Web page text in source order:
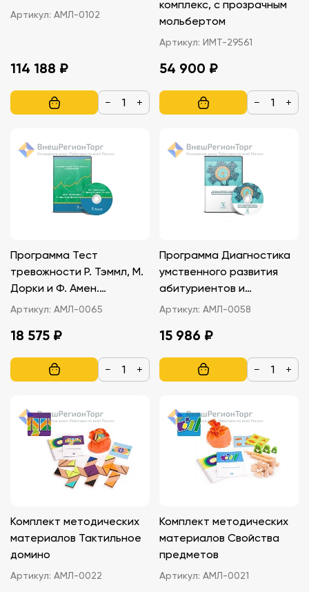
Артикул: АМЛ-0102
114 188 ₽
− +
комплекс, с прозрачным
мольбертом
Артикул: ИМТ-29561
54 900 ₽
− +
Программа Тест
тревожности Р. Тэммл, М.
Дорки и Ф. Амен.
Авторское рук-во В.М.
Артикул: АМЛ-0065
18 575 ₽
− +
Программа Диагностика
умственного развития
абитуриентов и
старшеклассников.
Артикул: АМЛ-0058
15 986 ₽
− +
Комплект методических
материалов Тактильное
домино
Артикул: АМЛ-0022
Комплект методических
материалов Свойства
предметов
Артикул: АМЛ-0021